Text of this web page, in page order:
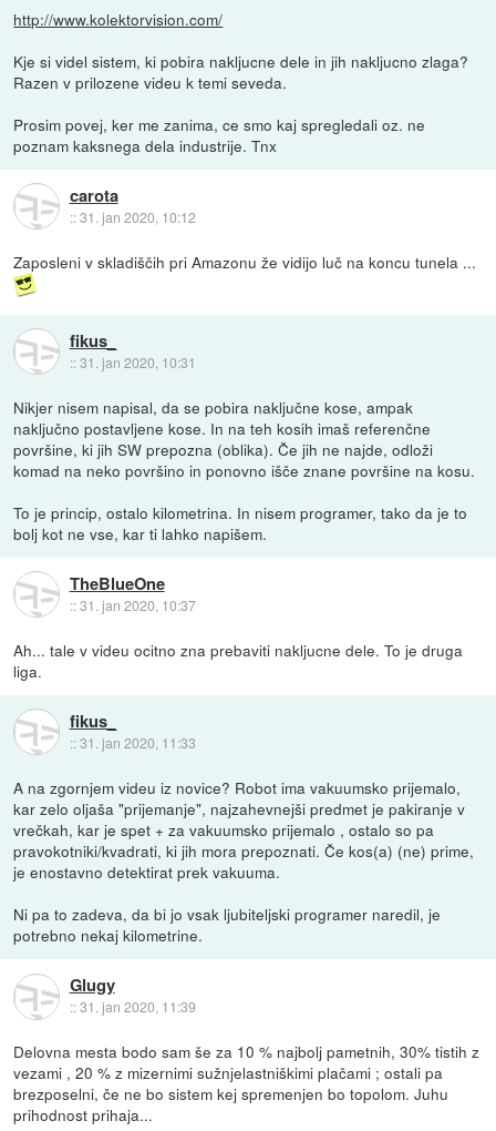
http://www.kolektorvision.com/
Kje si videl sistem, ki pobira nakljucne dele in jih nakljucno zlaga?
Razen v prilozene videu k temi seveda.
Prosim povej, ker me zanima, ce smo kaj spregledali oz. ne
poznam kaksnega dela industrije. Tnx
carota
::31. jan 2020, 10:12
Zaposleni v skladiščih pri Amazonu že vidijo luč na koncu tunela ...
fikus_
::31. jan 2020, 10:31
Nikjer nisem napisal, da se pobira naključne kose, ampak
naključno postavljene kose. In na teh kosih imaš referenčne
površine, ki jih SW prepozna (oblika). Če jih ne najde, odloži
komad na neko površino in ponovno išče znane površine na kosu.
To je princip, ostalo kilometrina. In nisem programer, tako da je to
bolj kot ne vse, kar ti lahko napišem.
TheBlueOne
::31. jan 2020, 10:37
Ah... tale v videu ocitno zna prebaviti nakljucne dele. To je druga
liga.
fikus_
::31. jan 2020, 11:33
A na zgornjem videu iz novice? Robot ima vakuumsko prijemalo,
kar zelo oljaša "prijemanje", najzahevnejši predmet je pakiranje v
vrečkah, kar je spet + za vakuumsko prijemalo , ostalo so pa
pravokotniki/kvadrati, ki jih mora prepoznati. Če kos(a) (ne) prime,
je enostavno detektirat prek vakuuma.
Ni pa to zadeva, da bi jo vsak ljubiteljski programer naredil, je
potrebno nekaj kilometrine.
Glugy
::31. jan 2020, 11:39
Delovna mesta bodo sam še za 10 % najbolj pametnih, 30% tistih z
vezami , 20 % z mizernimi sužnjelastniškimi plačami ; ostali pa
brezposelni, če ne bo sistem kej spremenjen bo topolom. Juhu
prihodnost prihaja...